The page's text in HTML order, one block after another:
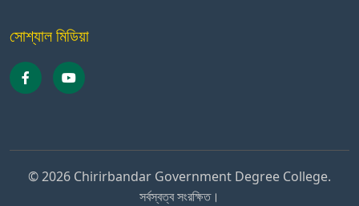
সোশ্যাল মিডিয়া
© 2026 Chirirbandar Government Degree College.
সর্বস্বত্ব সংরক্ষিত।